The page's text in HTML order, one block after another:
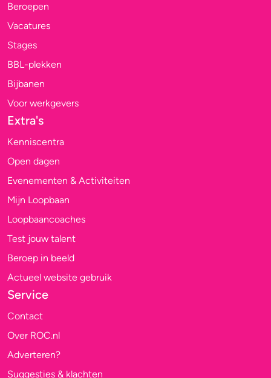
Beroepen
Vacatures
Stages
BBL-plekken
Bijbanen
Voor werkgevers
Extra's
Kenniscentra
Open dagen
Evenementen & Activiteiten
Mijn Loopbaan
Loopbaancoaches
Test jouw talent
Beroep in beeld
Actueel website gebruik
Service
Contact
Over ROC.nl
Adverteren?
Suggesties & klachten